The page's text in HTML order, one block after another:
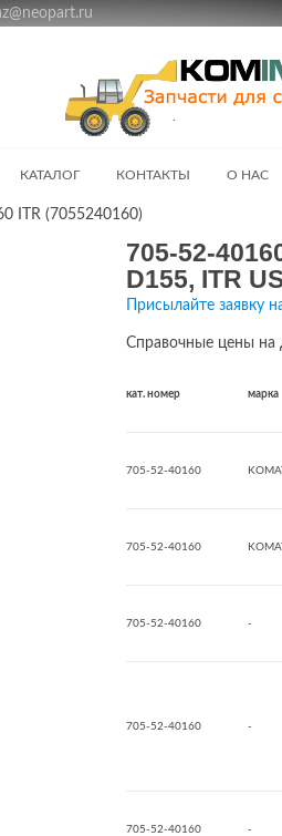
КАТАЛОГ КОНТАКТЫ О НАС
ITR (7055240160)
705-52-
D155, ITR
Присылайте заявку
Справочные цены на
кат. номер марка
705-52-40160
705-52-40160
705-52-40160 -
705-52-40160 -
705-52-40160 -